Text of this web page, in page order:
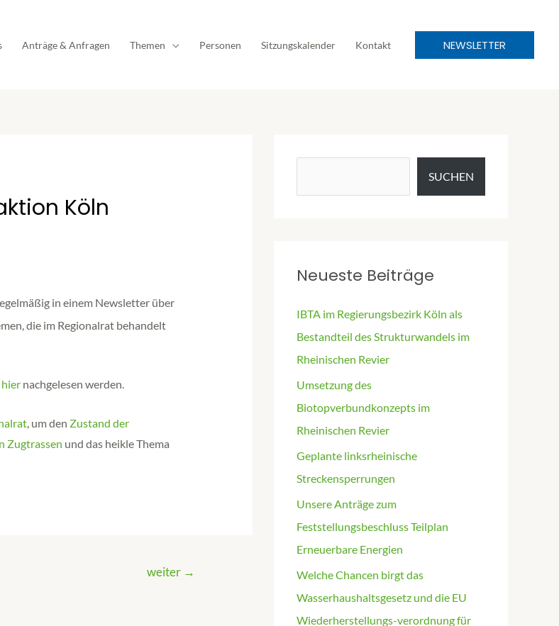
Anträge & Anfragen Themen Personen Sitzungskalender Kontakt NEWSLETTER
Köln
in einem Newsletter über
die im Regionalrat behandelt
hiernachgelesen werden.
, um den Zustand der
Zugtrassen und das heikle Thema
weiter →
SUCHEN
Neueste Beiträge
IBTA im Regierungsbezirk Köln als
Bestandteil des Strukturwandels im
Rheinischen Revier
Umsetzung des
Biotopverbundkonzepts im
Rheinischen Revier
Geplante linksrheinische
Streckensperrungen
Unsere Anträge zum
Feststellungsbeschluss Teilplan
Erneuerbare Energien
Welche Chancen birgt das
Wasserhaushaltsgesetz und die EU
Wiederherstellungs-verordnung für